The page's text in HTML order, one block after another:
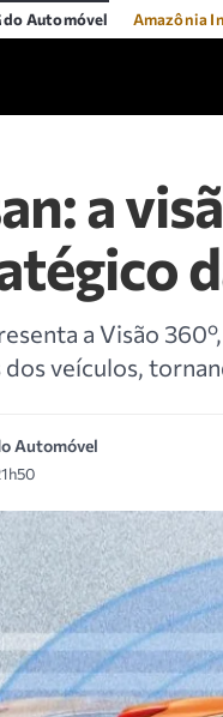
do Automóvel Amazônia
a
a Visão
dos veículos,
Automóvel